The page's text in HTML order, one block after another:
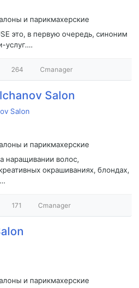
и парикмахерские
это, в первую очередь, синоним
услуг....
264 Cmanager
Salon
и парикмахерские
наращивании волос,
окрашиваниях, блондах,
171 Cmanager
и парикмахерские